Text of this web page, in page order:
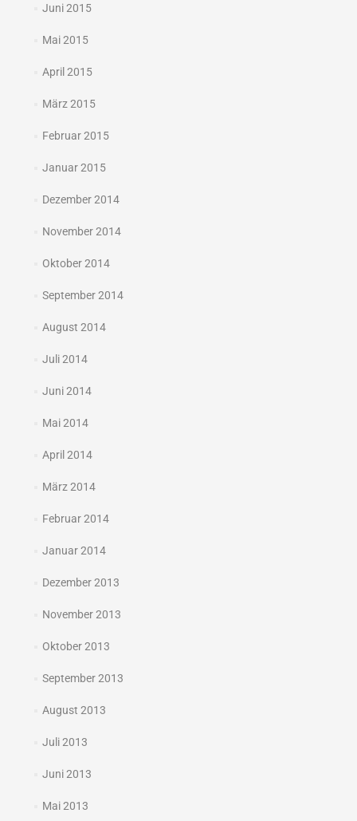
Juni 2015
Mai 2015
April 2015
März 2015
Februar 2015
Januar 2015
Dezember 2014
November 2014
Oktober 2014
September 2014
August 2014
Juli 2014
Juni 2014
Mai 2014
April 2014
März 2014
Februar 2014
Januar 2014
Dezember 2013
November 2013
Oktober 2013
September 2013
August 2013
Juli 2013
Juni 2013
Mai 2013